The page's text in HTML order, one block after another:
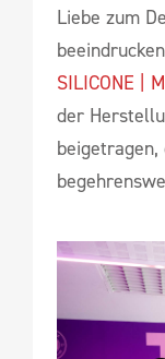
Liebe zum
SILICONE |
der